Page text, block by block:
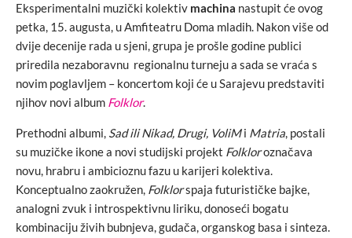
Eksperimentalni muzički kolektiv machina nastupit će ovog
petka, 15. augusta, u Amfiteatru Doma mladih. Nakon više od
dvije decenije rada u sjeni, grupa je prošle godine publici
priredila nezaboravnu regionalnu turneju a sada se vraća s
novim poglavljem – koncertom koji će u Sarajevu predstaviti
njihov novi album Folklor.
Prethodni albumi, Sad ili Nikad, Drugi, VoliMi Matria, postali
su muzičke ikone a novi studijski projekt Folkloroznačava
novu, hrabru i ambicioznu fazu u karijeri kolektiva.
Konceptualno zaokružen, Folklorspaja futurističke bajke,
analogni zvuk i introspektivnu liriku, donoseći bogatu
kombinaciju živih bubnjeva, gudača, organskog basa i sinteza.